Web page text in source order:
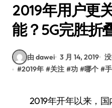
2019年用户更
能？5G完胜折
由 dawei 3 月 14, 2019
#2019年 #关注 #功 #哪个 #
2019年开年以来，国内外手机行业热议不断，